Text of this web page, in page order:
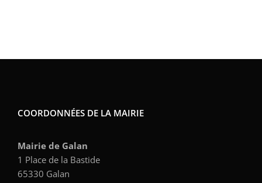
COORDONNÉES DE LA MAIRIE
Mairie de Galan
1 Place de la Bastide
65330 Galan